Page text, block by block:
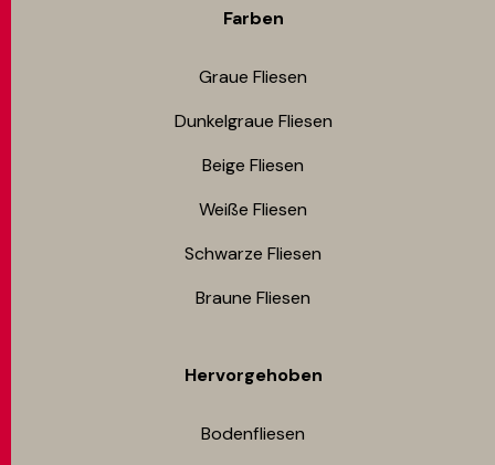
Farben
Graue Fliesen
Dunkelgraue Fliesen
Beige Fliesen
Weiße Fliesen
Schwarze Fliesen
Braune Fliesen
Hervorgehoben
Bodenfliesen​